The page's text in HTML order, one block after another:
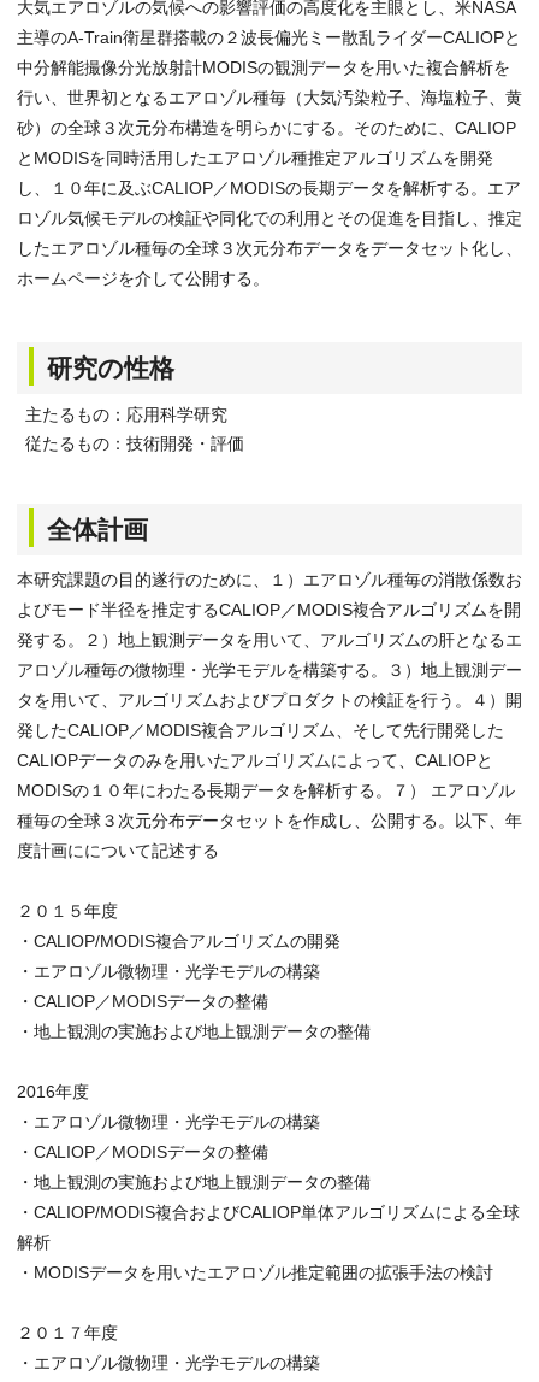
大気エアロゾルの気候への影響評価の高度化を主眼とし、米NASA
主導のA-Train衛星群搭載の２波長偏光ミー散乱ライダーCALIOPと
中分解能撮像分光放射計MODISの観測データを用いた複合解析を
行い、世界初となるエアロゾル種毎（大気汚染粒子、海塩粒子、黄
砂）の全球３次元分布構造を明らかにする。そのために、CALIOP
とMODISを同時活用したエアロゾル種推定アルゴリズムを開発
し、１０年に及ぶCALIOP／MODISの長期データを解析する。エア
ロゾル気候モデルの検証や同化での利用とその促進を目指し、推定
したエアロゾル種毎の全球３次元分布データをデータセット化し、
ホームページを介して公開する。
研究の性格
主たるもの：応用科学研究
従たるもの：技術開発・評価
全体計画
本研究課題の目的遂行のために、１）エアロゾル種毎の消散係数お
よびモード半径を推定するCALIOP／MODIS複合アルゴリズムを開
発する。２）地上観測データを用いて、アルゴリズムの肝となるエ
アロゾル種毎の微物理・光学モデルを構築する。３）地上観測デー
タを用いて、アルゴリズムおよびプロダクトの検証を行う。４）開
発したCALIOP／MODIS複合アルゴリズム、そして先行開発した
CALIOPデータのみを用いたアルゴリズムによって、CALIOPと
MODISの１０年にわたる長期データを解析する。７） エアロゾル
種毎の全球３次元分布データセットを作成し、公開する。以下、年
度計画にについて記述する
２０１５年度
・CALIOP/MODIS複合アルゴリズムの開発
・エアロゾル微物理・光学モデルの構築
・CALIOP／MODISデータの整備
・地上観測の実施および地上観測データの整備
2016年度
・エアロゾル微物理・光学モデルの構築
・CALIOP／MODISデータの整備
・地上観測の実施および地上観測データの整備
・CALIOP/MODIS複合およびCALIOP単体アルゴリズムによる全球
解析
・MODISデータを用いたエアロゾル推定範囲の拡張手法の検討
２０１７年度
・エアロゾル微物理・光学モデルの構築